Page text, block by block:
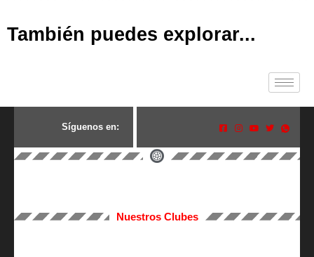
También puedes explorar...
Síguenos en:
Nuestros Clubes